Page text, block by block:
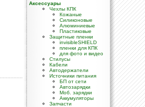
Аксессуары
Чехлы КПК
Кожаные
Силиконовые
Алюминиевые
Пластиковые
Защитные пленки
invisibleSHIELD
пленки для КПК
для фото и видео
Стилусы
Кабели
Автодержатели
Источники питания
БП от сети
Автозарядки
Моб. зарядки
Аккумуляторы
Запчасти